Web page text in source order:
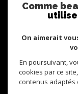
Comme
On aimerait
En poursuivant,
cookies par ce
contenus adaptés